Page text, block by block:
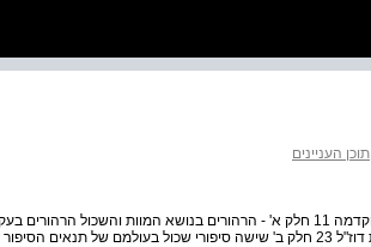
תוכן העניינים
תוכן העניינים פתח דבר 9 הקדמה 11 חלק א' - הרהורים בנושא המוות והשכול
19 הרהורים בעקבות ספרות דוז"ל 23 חלק ב' שישה סיפורי שכול בעולמם של